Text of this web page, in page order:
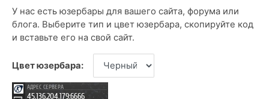
У нас есть юзербары для вашего сайта, форума или
блога. Выберите тип и цвет юзербара, скопируйте код
и вставьте его на свой сайт.
Цвет юзербара: